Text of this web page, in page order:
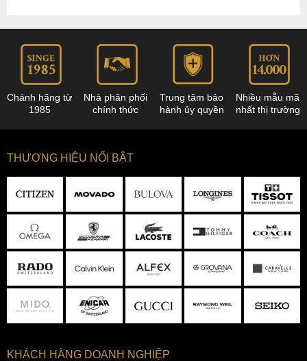
Chánh hãng từ
1985
Nhà phân phối
chính thức
Trung tâm bảo
hành ủy quyền
Nhiều mẫu mã
nhất thị trường
THƯƠNG HIỆU NỔI BẬT
KHÁCH HÀNG DOANH NGHIỆP